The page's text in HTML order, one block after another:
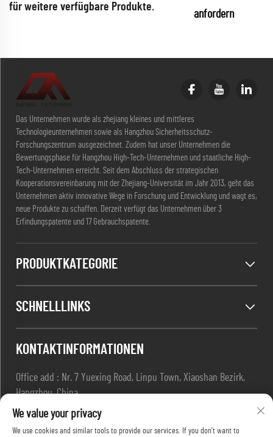
für weitere verfügbare Produkte.
anfordern
Das Unternehmen wurde als zhejiang kleines und mittleres
Technologieunternehmen sowie als Hangzhou Sicherheitsschutz-
Forschungszentrum ausgezeichnet. Zudem hat unser Unternehmen die
Bewertungsphase für Hangzhou High-Tech-Unternehmen und staatliche High-
Tech-Unternehmen erreicht. Seit dem Abschluss der strategischen
Kooperationsvereinbarung mit der Zhejiang-Universität im Jahr 2013, geht das
Unternehmen aktiv innovative Wege in Forschung und Entwicklung und wagt es,
neue Produkte zu schaffen. Derzeit verfügt das Unternehmen über 3
Erfindungspatente und 17 Gebrauchspatente.
PRODUKTKATEGORIE
SCHNELLLINKS
KONTAKTINFORMATIONEN
Office add : Nr. 7 Yuexing Road, Linpu Town, Xiaoshan Bezirk,
Hangzhou, China
E-Mail:[email protected]
+86-13967169961
We value your privacy
We use cookies and similar tools to provide our services. If you don't want to